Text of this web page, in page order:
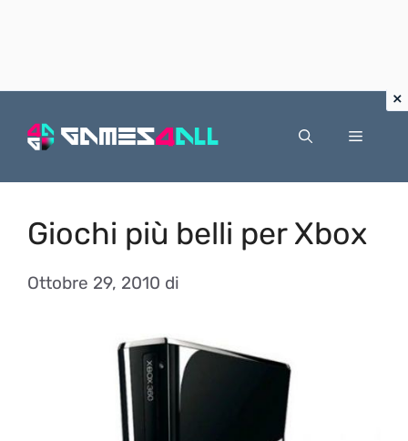
Menu
Giochi più belli per Xbox
Ottobre 29, 2010 di